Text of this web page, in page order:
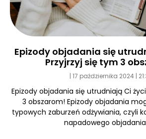
Epizody objadania się
Przyjrzyj się tym 3
17 października 2024
Epizody objadania się utrudniają Ci
3 obszarom! Epizody objadania
typowych zaburzeń odżywiania, czyli
napadowego